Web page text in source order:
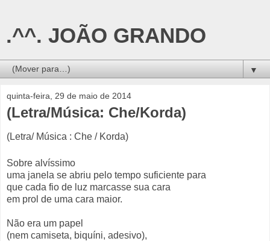
.^^. JOÃO GRANDO
▼
quinta-feira, 29 de maio de 2014
(Letra/Música: Che/Korda)
(Letra/ Música : Che / Korda)
Sobre alvíssimo
uma janela se abriu pelo tempo suficiente para
que cada fio de luz marcasse sua cara
em prol de uma cara maior.
Não era um papel
(nem camiseta, biquíni, adesivo),